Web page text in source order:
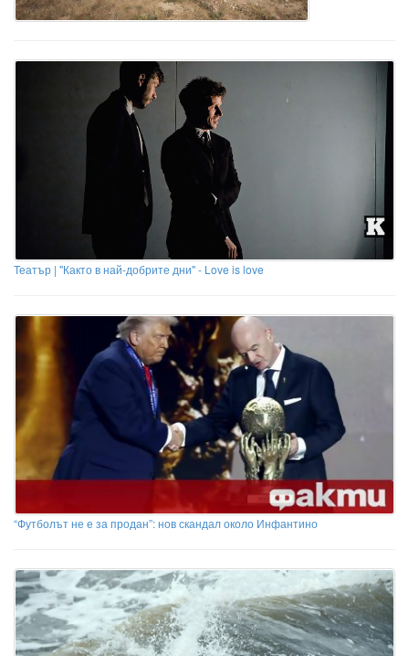
Театър | "Както в най-добрите дни" - Love is love
“Футболът не е за продан”: нов скандал около Инфантино